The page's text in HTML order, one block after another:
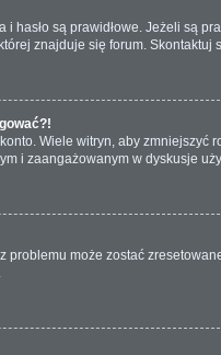
są prawidłowe. Jeżeli są
znajduje się forum.
Wiele witryn, aby
i zaangażowanym w dyskusje
może zostać